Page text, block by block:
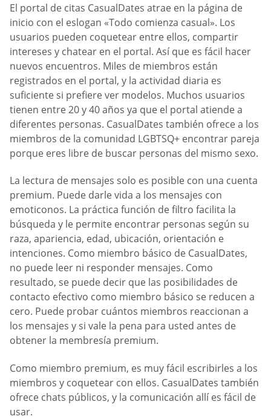
El portal de citas СasualDates atrae en la página de
inicio con el eslogan «Todo comienza casual». Los
usuarios pueden coquetear entre ellos, compartir
intereses y chatear en el portal. Así que es fácil hacer
nuevos encuentros. Miles de miembros están
registrados en el portal, y la actividad diaria es
suficiente si prefiere ver modelos. Muchos usuarios
tienen entre 20 y 40 años ya que el portal atiende a
diferentes personas. СasualDates también ofrece a los
miembros de la comunidad LGBTSQ+ encontrar pareja
porque eres libre de buscar personas del mismo sexo.
La lectura de mensajes solo es posible con una cuenta
premium. Puede darle vida a los mensajes con
emoticonos. La práctica función de filtro facilita la
búsqueda y le permite encontrar personas según su
raza, apariencia, edad, ubicación, orientación e
intenciones. Como miembro básico de СasualDates,
no puede leer ni responder mensajes. Como
resultado, se puede decir que las posibilidades de
contacto efectivo como miembro básico se reducen a
cero. Puede probar cuántos miembros reaccionan a
los mensajes y si vale la pena para usted antes de
obtener la membresía premium.
Como miembro premium, es muy fácil escribirles a los
miembros y coquetear con ellos. СasualDates también
ofrece chats públicos, y la comunicación allí es fácil de
usar.